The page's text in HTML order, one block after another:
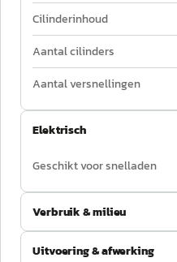
Cilinderinhoud
Aantal cilinders
Aantal versnellingen
Elektrisch
Geschikt voor snelladen
Verbruik & milieu
Uitvoering & afwerking